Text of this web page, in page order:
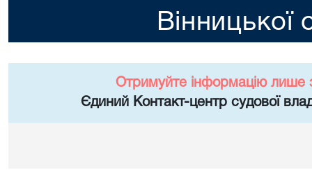
Вінницької
Отримуйте інформацію лише
Єдиний Контакт-центр судової